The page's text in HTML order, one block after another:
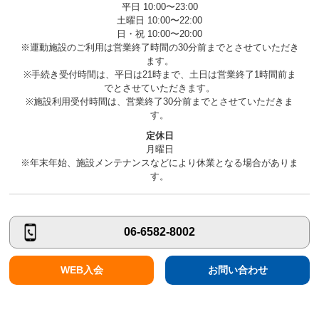
平日 10:00〜23:00
土曜日 10:00〜22:00
日・祝 10:00〜20:00
※運動施設のご利用は営業終了時間の30分前までとさせていただき
ます。
※手続き受付時間は、平日は21時まで、土日は営業終了1時間前ま
でとさせていただきます。
※施設利用受付時間は、営業終了30分前までとさせていただきま
す。
定休日
月曜日
※年末年始、施設メンテナンスなどにより休業となる場合がありま
す。
06-6582-8002
WEB入会 お問い合わせ